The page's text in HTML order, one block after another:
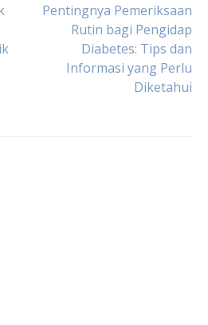
Pentingnya Pemeriksaan
Rutin bagi Pengidap
Diabetes: Tips dan
Informasi yang Perlu
Diketahui